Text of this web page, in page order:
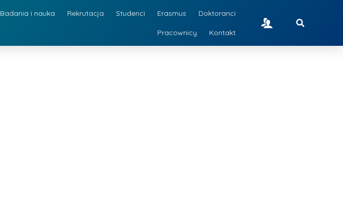
Badania i nauka Rekrutacja Studenci Erasmus Doktoranci
Pracownicy Kontakt